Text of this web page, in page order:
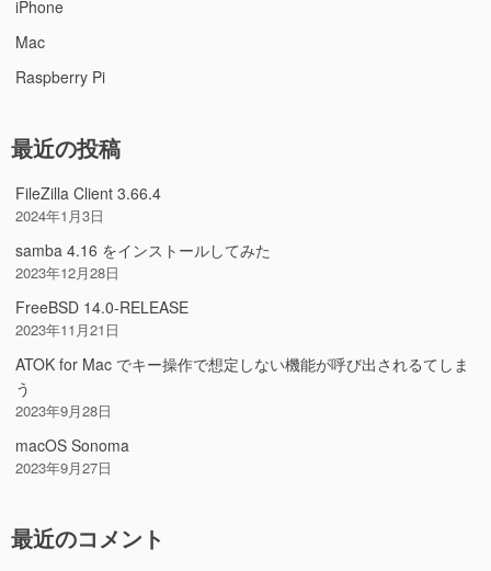
iPhone
Mac
Raspberry Pi
最近の投稿
FileZilla Client 3.66.4
2024年1月3日
samba 4.16 をインストールしてみた
2023年12月28日
FreeBSD 14.0-RELEASE
2023年11月21日
ATOK for Mac でキー操作で想定しない機能が呼び出されるてしま
う
2023年9月28日
macOS Sonoma
2023年9月27日
最近のコメント